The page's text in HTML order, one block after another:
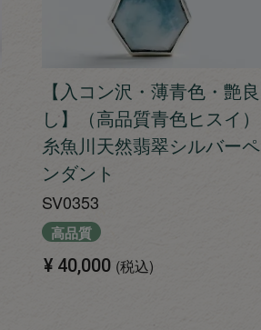
【入コン沢・薄青色・艶良
し】（高品質青色ヒスイ）
糸魚川天然翡翠シルバーペ
ンダント
SV0353
高品質
¥ 40,000 税込